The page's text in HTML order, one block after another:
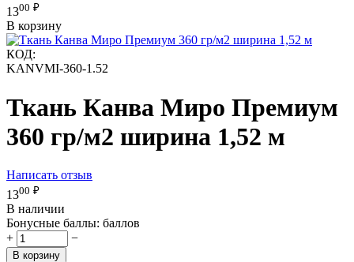
1300 ₽
В корзину
КОД:
KANVMI-360-1.52
Ткань Канва Миро Премиум
360 гр/м2 ширина 1,52 м
Написать отзыв
1300 ₽
В наличии
Бонусные баллы: баллов
+
−
В корзину